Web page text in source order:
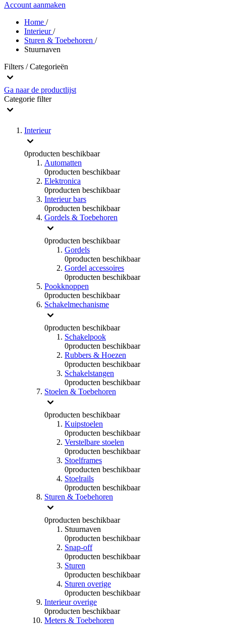
Account aanmaken
Home /
Interieur/
Sturen & Toebehoren /
Stuurnaven
Filters / Categorieën
Ga naar de productlijst
Categorie filter
Interieur
0producten beschikbaar
Automatten
0producten beschikbaar
Elektronica
0producten beschikbaar
Interieur bars
0producten beschikbaar
Gordels & Toebehoren
0producten beschikbaar
Gordels
0producten beschikbaar
Gordel accessoires
0producten beschikbaar
Pookknoppen
0producten beschikbaar
Schakelmechanisme
0producten beschikbaar
Schakelpook
0producten beschikbaar
Rubbers & Hoezen
0producten beschikbaar
Schakelstangen
0producten beschikbaar
Stoelen & Toebehoren
0producten beschikbaar
Kuipstoelen
0producten beschikbaar
Verstelbare stoelen
0producten beschikbaar
Stoelframes
0producten beschikbaar
Stoelrails
0producten beschikbaar
Sturen & Toebehoren
0producten beschikbaar
Stuurnaven
0producten beschikbaar
Snap-off
0producten beschikbaar
Sturen
0producten beschikbaar
Sturen overige
0producten beschikbaar
Interieur overige
0producten beschikbaar
Meters & Toebehoren